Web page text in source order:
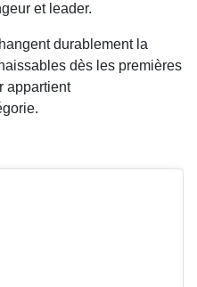
et leader.
durablement la
dès les premières
appartient